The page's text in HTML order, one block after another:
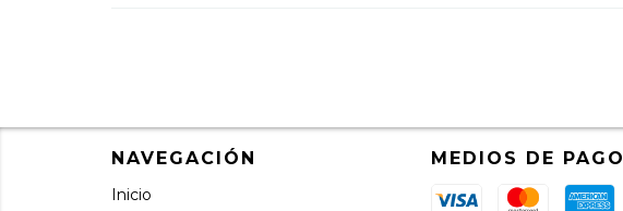
NAVEGACIÓN
Inicio
MEDIOS DE PAGO